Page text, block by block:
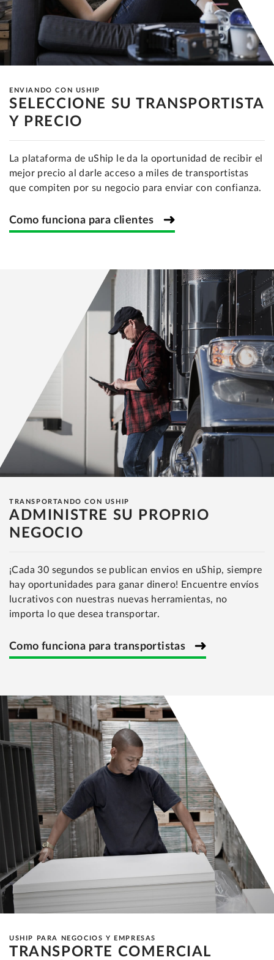
ENVIANDO CON USHIP
SELECCIONE SU TRANSPORTISTA
Y PRECIO
La plataforma de uShip le da la oportunidad de recibir el
mejor precio al darle acceso a miles de transportistas
que compiten por su negocio para enviar con confianza.
Como funciona para clientes
TRANSPORTANDO CON USHIP
ADMINISTRE SU PROPRIO
NEGOCIO
¡Cada 30 segundos se publican envios en uShip, siempre
hay oportunidades para ganar dinero! Encuentre envíos
lucrativos con nuestras nuevas herramientas, no
importa lo que desea transportar.
Como funciona para transportistas
USHIP PARA NEGOCIOS Y EMPRESAS
TRANSPORTE COMERCIAL